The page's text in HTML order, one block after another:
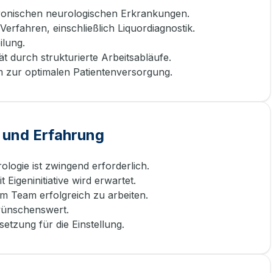
neurologischen Erkrankungen.
einschließlich Liquordiagnostik.
durch strukturierte Arbeitsabläufe.
zur optimalen Patientenversorgung.
Erfahrung
ist zwingend erforderlich.
Eigeninitiative wird erwartet.
Team erfolgreich zu arbeiten.
für die Einstellung.